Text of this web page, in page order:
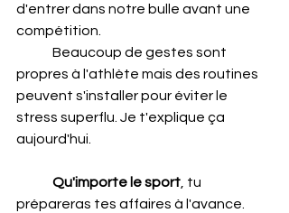
d'entrer dans notre bulle avant une
compétition.
propres à l'athlète mais des routines
peuvent s'installer pour éviter le
stress superflu. Je t'explique ça
aujourd'hui.
Qu'importe le sport , tu
prépareras tes affaires à l'avance.